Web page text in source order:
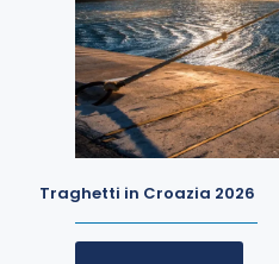
Traghetti in Croazia 2026